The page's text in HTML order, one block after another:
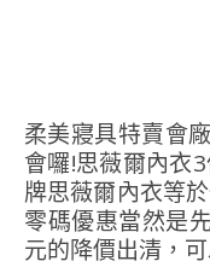
柔美寢具特賣會廠拍來到中壢龍岡舉辦聯合特賣
會囉!思薇爾內衣
牌思薇爾內衣等
零碼優惠當然是
元的降價出清，